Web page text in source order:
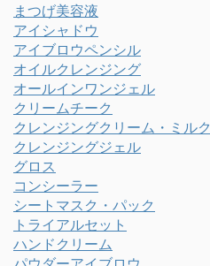
まつげ美容液
アイシャドウ
アイブロウペンシル
オイルクレンジング
オールインワンジェル
クリームチーク
クレンジングクリーム・ミルク
クレンジングジェル
グロス
コンシーラー
シートマスク・パック
トライアルセット
ハンドクリーム